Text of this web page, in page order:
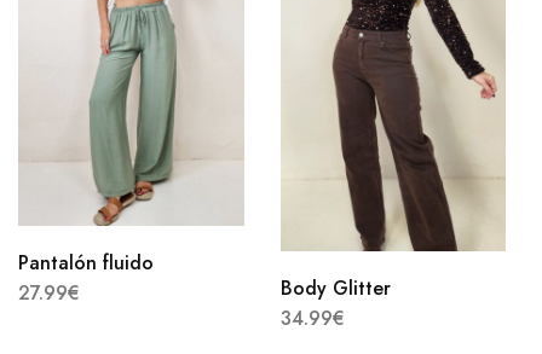
Pantalón fluido
27.99€
Body Glitter
34.99€